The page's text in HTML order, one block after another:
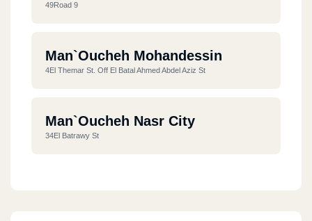
49Road 9
Man`oucheh Mohandessin
4El Themar St. Off El Batal Ahmed Abdel Aziz St
Man`oucheh Nasr City
34El Batrawy St